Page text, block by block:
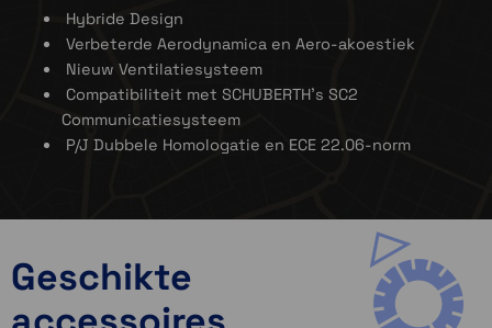
Hybride Design
Verbeterde Aerodynamica en Aero-akoestiek
Nieuw Ventilatiesysteem
Compatibiliteit met SCHUBERTH’s SC2
Communicatiesysteem
P/J Dubbele Homologatie en ECE 22.06-norm
Geschikte